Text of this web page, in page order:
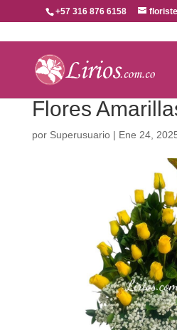
+57 316 876 6158
Flores
por Superusuario| Ene 24,